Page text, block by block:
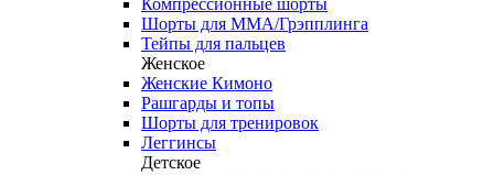
Компрессионные шорты
Шорты для ММА/Грэпплинга
Тейпы для пальцев
Женское
Женские Кимоно
Рашгарды и топы
Шорты для тренировок
Леггинсы
Детское